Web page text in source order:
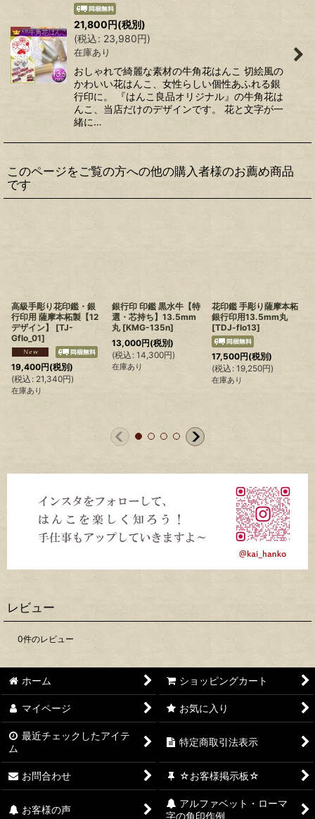
21,800円(税別)
(税込: 23,980円)
在庫あり
おしゃれで綺麗な素材の牛角花はんこ 切絵風の
かわいい花はんこ、女性らしい個性あふれる銀
行印に。 『はんこ良品オリジナル』の牛角花は
んこ、当店だけのデザインです。 花と文字が一
緒に…
このページをご覧の方への他の購入者様のお薦め商品
です
高級手彫り花印鑑・銀
行印用 薩摩本柘製【12
デザイン】
[TJ-
Gflo_01]
19,400円(税別)
(税込 : 21,340円)
在庫あり
銀行印 印鑑 黒水牛【特
選・芯持ち】13.5mm
丸 [KMG-135n]
13,000円(税別)
(税込 : 14,300円)
在庫あり
花印鑑 手彫り薩摩本柘
銀行印用13.5mm丸
[TDJ-flo13]
17,500円(税別)
(税込 : 19,250円)
在庫あり
レビュー
0件のレビュー
ホーム ショッピングカート
マイページ お気に入り
最近チェックしたアイテ
ム
特定商取引法表示
お問合わせ ☆お客様掲示板☆
お客様の声
アルファベット・ローマ
字の角印作例